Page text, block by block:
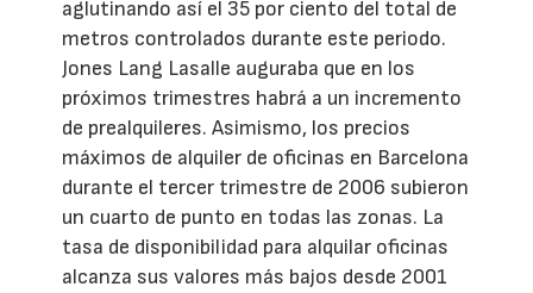
aglutinando así el 35 por ciento del total de
metros controlados durante este periodo.
Jones Lang Lasalle auguraba que en los
próximos trimestres habrá a un incremento
de prealquileres. Asimismo, los precios
máximos de alquiler de oficinas en Barcelona
durante el tercer trimestre de 2006 subieron
un cuarto de punto en todas las zonas. La
tasa de disponibilidad para alquilar oficinas
alcanza sus valores más bajos desde 2001